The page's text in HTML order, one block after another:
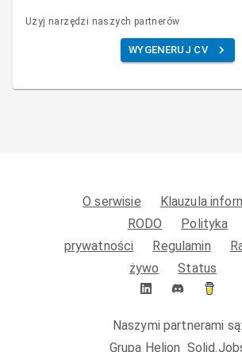
Użyj narzędzi naszych partnerów
WYGENERUJ CV
O serwisie
Klauzula
RODO
Polityka
prywatności
Regulamin
żywo
Status
Naszymi partnerami są:
Grupa Helion